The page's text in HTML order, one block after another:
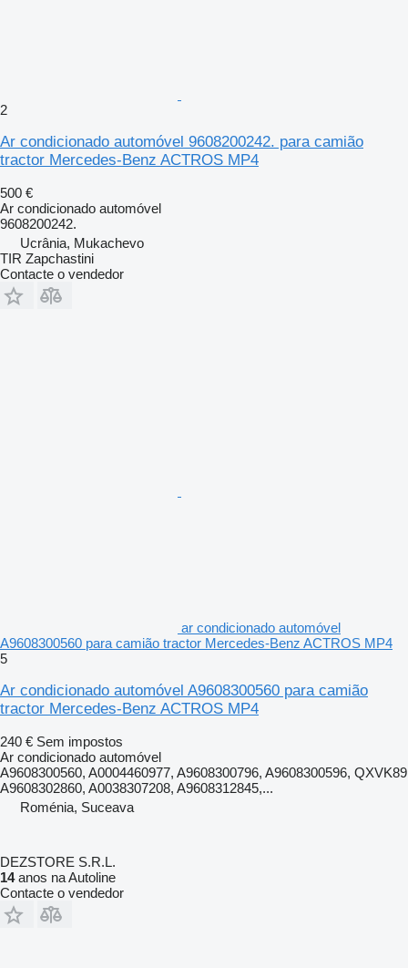
2
Ar condicionado automóvel 9608200242. para camião
tractor Mercedes-Benz ACTROS MP4
500 €
Ar condicionado automóvel
9608200242.
Ucrânia, Mukachevo
TIR Zapchastini
Contacte o vendedor
ar condicionado automóvel
A9608300560 para camião tractor Mercedes-Benz ACTROS MP4
5
Ar condicionado automóvel A9608300560 para camião
tractor Mercedes-Benz ACTROS MP4
240 € Sem impostos
Ar condicionado automóvel
A9608300560, A0004460977, A9608300796, A9608300596, QXVK89
A9608302860, A0038307208, A9608312845,...
Roménia, Suceava
DEZSTORE S.R.L.
14anos na Autoline
Contacte o vendedor